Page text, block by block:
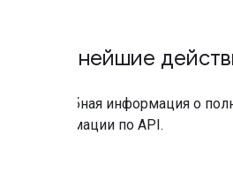
Дальнейшие
Подробная информация о
информации по API.